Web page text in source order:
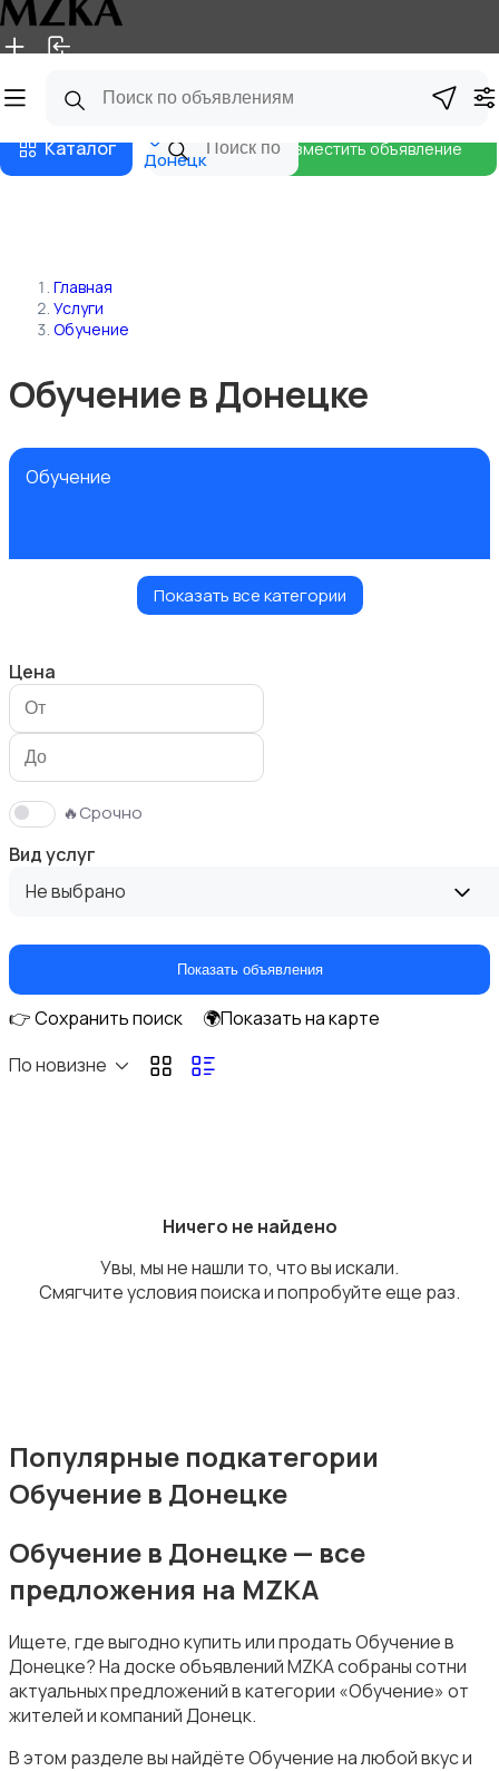
Главная Магазины
Каталог Донецк
Разместить объявление
Главная
Услуги
Обучение
Обучение в Донецке
Обучение
Красота и здоровье
Компьютерные услуги
Деловые услуги
Уборка
Показать все категории
Цена
🔥Срочно
Вид услуг
Не выбрано
Показать объявления
👉 Сохранить поиск
🌍Показать на карте
По новизне
Ничего не найдено
Увы, мы не нашли то, что вы искали.
Смягчите условия поиска и попробуйте еще раз.
Популярные подкатегории
Обучение в Донецке
Обучение в Донецке — все
предложения на MZKA
Ищете, где выгодно купить или продать Обучение в
Донецке? На доске объявлений MZKA собраны сотни
актуальных предложений в категории «Обучение» от
жителей и компаний Донецк.
В этом разделе вы найдёте Обучение на любой вкус и